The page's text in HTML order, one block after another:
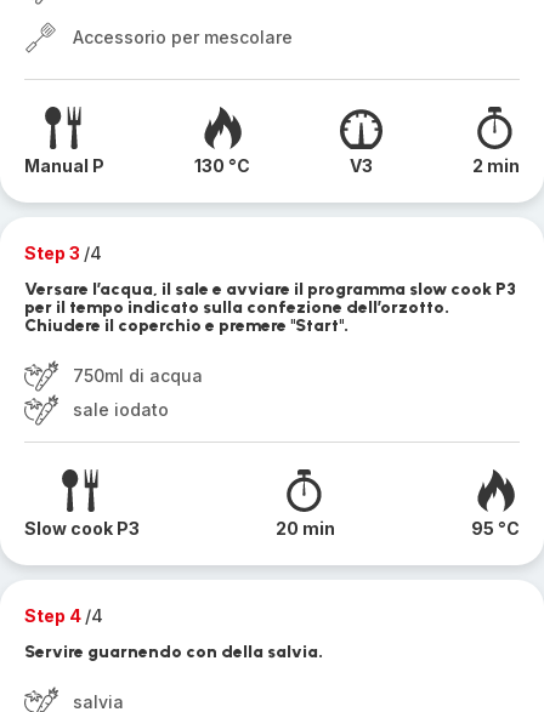
Accessorio per mescolare
Manual P 130 °C V3 2 min
Step 3 /4
Versare l’acqua, il sale e avviare il programma slow cook P3
per il tempo indicato sulla confezione dell’orzotto.
Chiudere il coperchio e premere "Start".
750ml di acqua
sale iodato
Slow cook P3 20 min 95 °C
Step 4 /4
Servire guarnendo con della salvia.
salvia